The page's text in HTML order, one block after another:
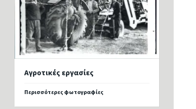
Αγροτικές εργασίες
Περισσότερες φωτογραφίες